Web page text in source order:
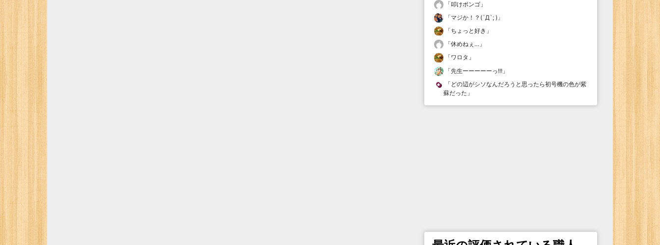
「叩けボンゴ 」
「マジか！？(´Д`; ) 」
「ちょっと好き 」
「休めねぇ… 」
「ワロタ 」
「先生ーーーーーっ!!! 」
「 どの辺がシソなんだろうと思ったら初号機の色が紫
蘇だった 」